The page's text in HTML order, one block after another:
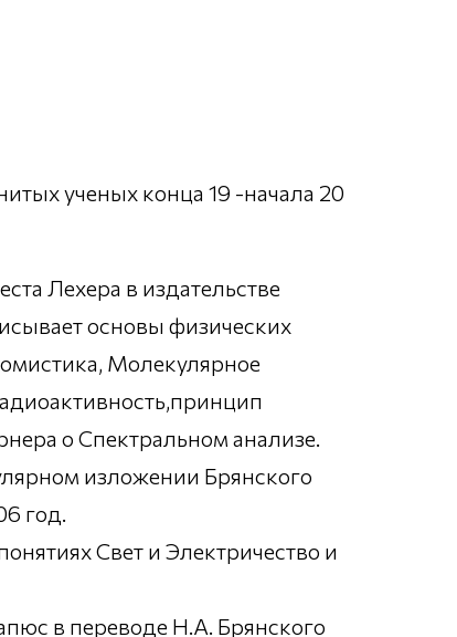
ученых конца 19 -начала 20
Лехера в издательстве
основы физических
Молекулярное
о Спектральном анализе.
изложении Брянского
год.
Свет и Электричество и
в переводе Н.А. Брянского